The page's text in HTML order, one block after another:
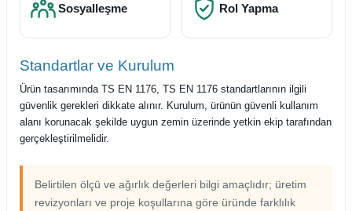
Sosyalleşme Rol Yapma
Standartlar ve Kurulum
Ürün tasarımında TS EN 1176, TS EN 1176 standartlarının ilgili
güvenlik gerekleri dikkate alınır. Kurulum, ürünün güvenli kullanım
alanı korunacak şekilde uygun zemin üzerinde yetkin ekip tarafından
gerçekleştirilmelidir.
Belirtilen ölçü ve ağırlık değerleri bilgi amaçlıdır; üretim
revizyonları ve proje koşullarına göre üründe farklılık